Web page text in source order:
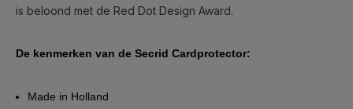
is beloond met de Red Dot Design Award.
De kenmerken van de Secrid Cardprotector:
Made in Holland